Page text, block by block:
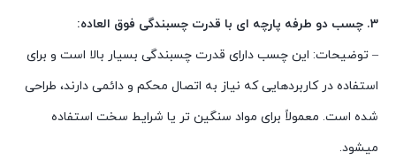
3. چسب دو طرفه پارچه ای با قدرت چسبندگی فوق العاده:
– توضیحات: این چسب دارای قدرت چسبندگی بسیار بالا است و برای
استفاده در کاربردهایی که نیاز به اتصال محکم و دائمی دارند، طراحی
شده است. معمولاً برای مواد سنگین تر یا شرایط سخت استفاده
میشود.